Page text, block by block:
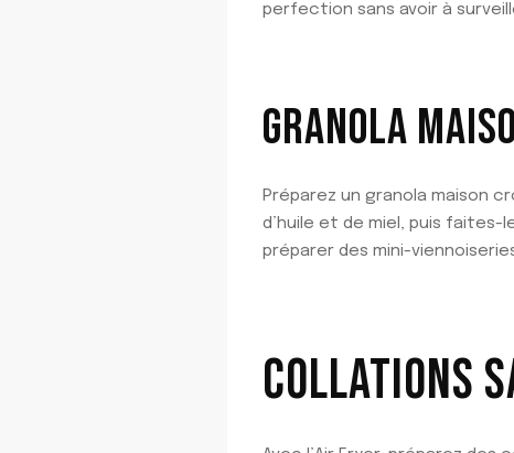
perfection sans avoir à
GRANOLA
Préparez un granola maison
d’huile et de miel, puis faites-
préparer des mini-
COLLATIONS